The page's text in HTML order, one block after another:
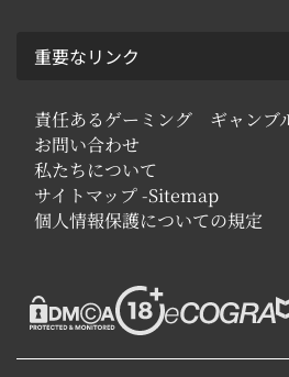
重要なリンク
責任あるゲーミング ギャンブ
お問い合わせ
私たちについて
サイトマップ -Sitemap
個人情報保護についての規定